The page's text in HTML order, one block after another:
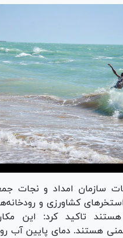
سازمان امداد و نجات
کشاورزی و
تاکید کرد: این
هستند. دمای پایین آب